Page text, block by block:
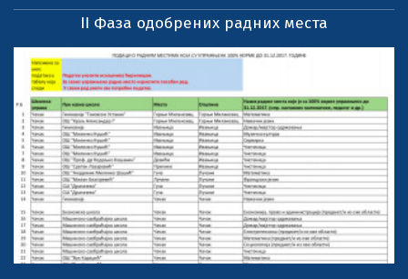
II Фаза одобрених радних места